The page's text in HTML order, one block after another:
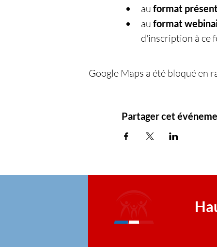
au format
au format
d'inscription à ce
Google Maps a été bloqué en
Partager cet